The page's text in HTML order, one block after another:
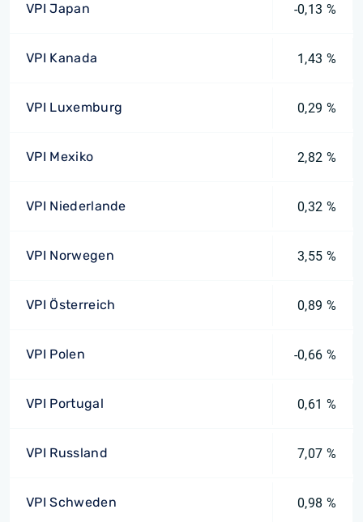
VPI Japan -0,13 %
VPI Kanada 1,43 %
VPI Luxemburg 0,29 %
VPI Mexiko 2,82 %
VPI Niederlande 0,32 %
VPI Norwegen 3,55 %
VPI Österreich 0,89 %
VPI Polen -0,66 %
VPI Portugal 0,61 %
VPI Russland 7,07 %
VPI Schweden 0,98 %